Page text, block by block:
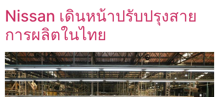
Nissan เดินหน้าปรับปรุงสาย
การผลิตในไทย